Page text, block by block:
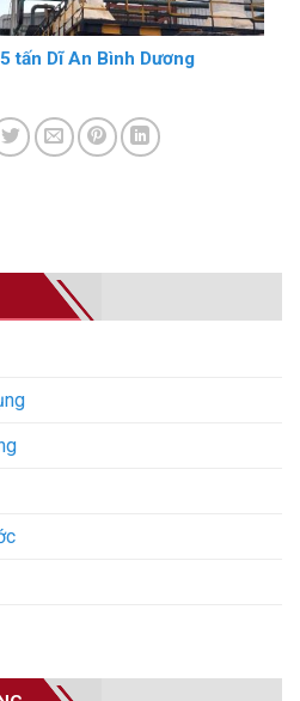
tấn Dĩ An Bình Dương